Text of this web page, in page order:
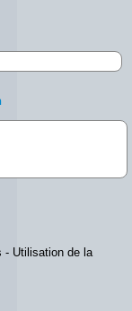
- Utilisation de la